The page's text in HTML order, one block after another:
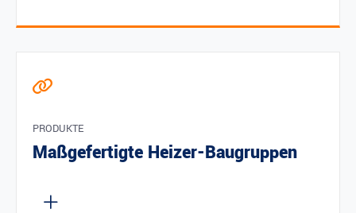
PRODUKTE
Maßgefertigte Heizer-Baugruppen